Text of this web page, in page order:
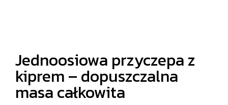
Jednoosiowa przyczepa z
kiprem – dopuszczalna
masa całkowita